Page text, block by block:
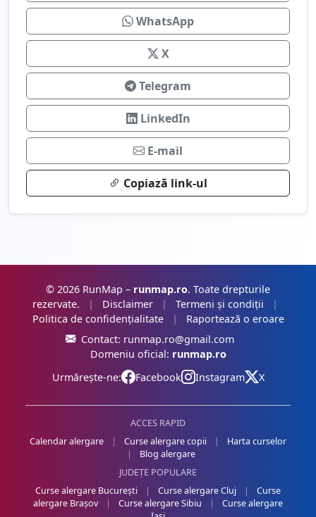
WhatsApp
X
Telegram
LinkedIn
E-mail
Copiază link-ul
© 2026 RunMap – runmap.ro. Toate drepturile
rezervate.
| Disclaimer | Termeni și condiții
|
Politica de confidențialitate
|
Raportează o eroare
Contact: runmap.ro@gmail.com
Domeniu oficial: runmap.ro
Urmărește-ne:
Facebook Instagram X
ACCES RAPID
Calendar alergare
| Curse alergare copii |
Harta curselor
|
Blog alergare
JUDEȚE POPULARE
Curse alergare București
| Curse alergare Cluj |
Curse
alergare Brașov
| Curse alergare Sibiu |
Curse alergare